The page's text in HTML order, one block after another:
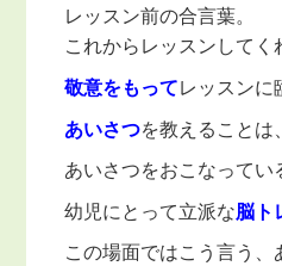
レッスン前の合言葉。
これからレッスンしてく
敬意をもってレッスンに
あいさつを教えることは
あいさつをおこなって
幼児にとって立派な脳ト
この場面ではこう言う、